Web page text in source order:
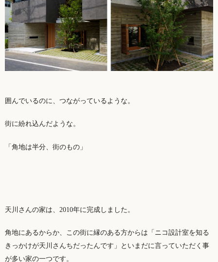
囲んでいるのに、つながっているような。
街に紛れ込んだような。
「角地は半分、街のもの」
天川さんの家は、2010年に完成しました。
角地にあるからか、この街に縁のある方からは「ニコ設計室を知る
きっかけが天川さんちだったんです」といまだに言っていただく事
が多い家の一つです。